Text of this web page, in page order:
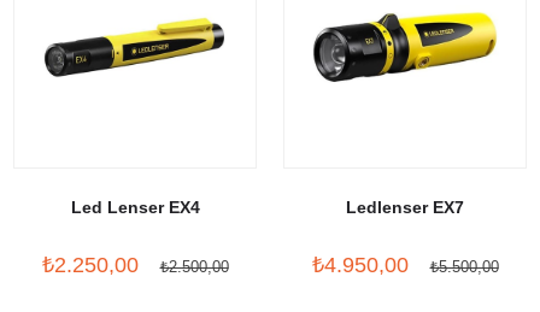
Led Lenser EX4
₺2.250,00 ₺2.500,00
Ledlenser EX7
₺4.950,00 ₺5.500,00